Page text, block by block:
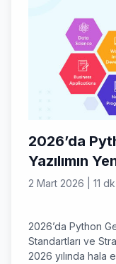
2026’da
Yazılımın
2 Mart 2026 11
2026’da Python
Standartları ve
2026 yılında hala